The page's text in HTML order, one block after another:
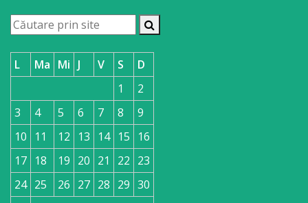
L Ma Mi J V S
D
1
2
3
4 5 6 7 8
9
10
11 12 13 14 15
16
17 18 19 20 21 22 23
24 25 26 27 28 29 30